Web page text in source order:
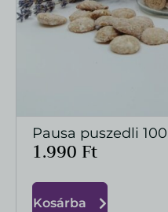
Pausa puszedli
1.990 Ft
Kosárba